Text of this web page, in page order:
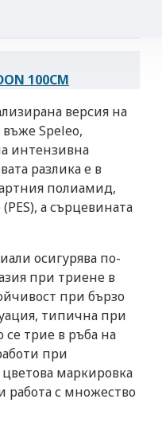
60СМ
100СМ
версия на
Speleo,
интензивна
разлика е в
полиамид,
а сърцевината
осигурява по-
при триене в
при бързо
типична при
се трие в ръба на
при
маркировка
работа с множество